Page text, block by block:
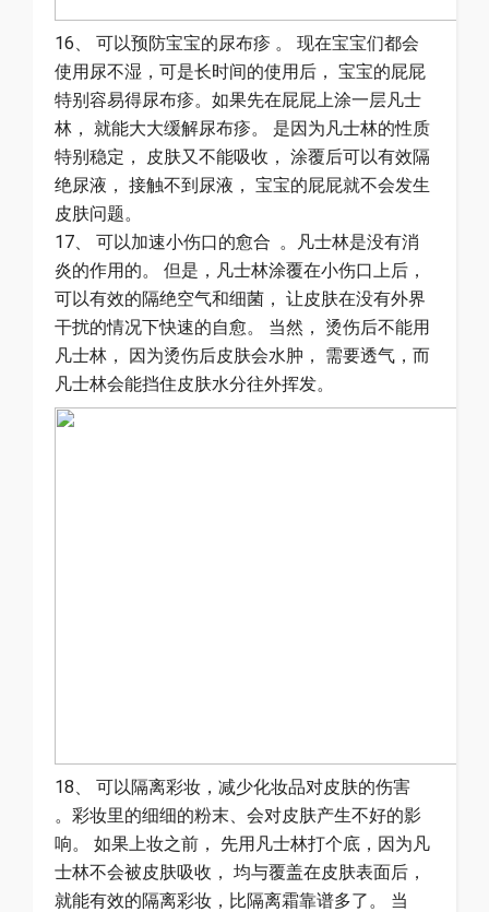
16、 可以预防宝宝的尿布疹 。 现在宝宝们都会
使用尿不湿，可是长时间的使用后， 宝宝的屁屁
特别容易得尿布疹。如果先在屁屁上涂一层凡士
林， 就能大大缓解尿布疹。 是因为凡士林的性质
特别稳定， 皮肤又不能吸收， 涂覆后可以有效隔
绝尿液， 接触不到尿液， 宝宝的屁屁就不会发生
皮肤问题。
17、 可以加速小伤口的愈合 。凡士林是没有消
炎的作用的。 但是，凡士林涂覆在小伤口上后，
可以有效的隔绝空气和细菌， 让皮肤在没有外界
干扰的情况下快速的自愈。 当然， 烫伤后不能用
凡士林， 因为烫伤后皮肤会水肿， 需要透气，而
凡士林会能挡住皮肤水分往外挥发。
18、 可以隔离彩妆，减少化妆品对皮肤的伤害
。彩妆里的细细的粉末、会对皮肤产生不好的影
响。 如果上妆之前， 先用凡士林打个底，因为凡
士林不会被皮肤吸收， 均与覆盖在皮肤表面后，
就能有效的隔离彩妆，比隔离霜靠谱多了。 当